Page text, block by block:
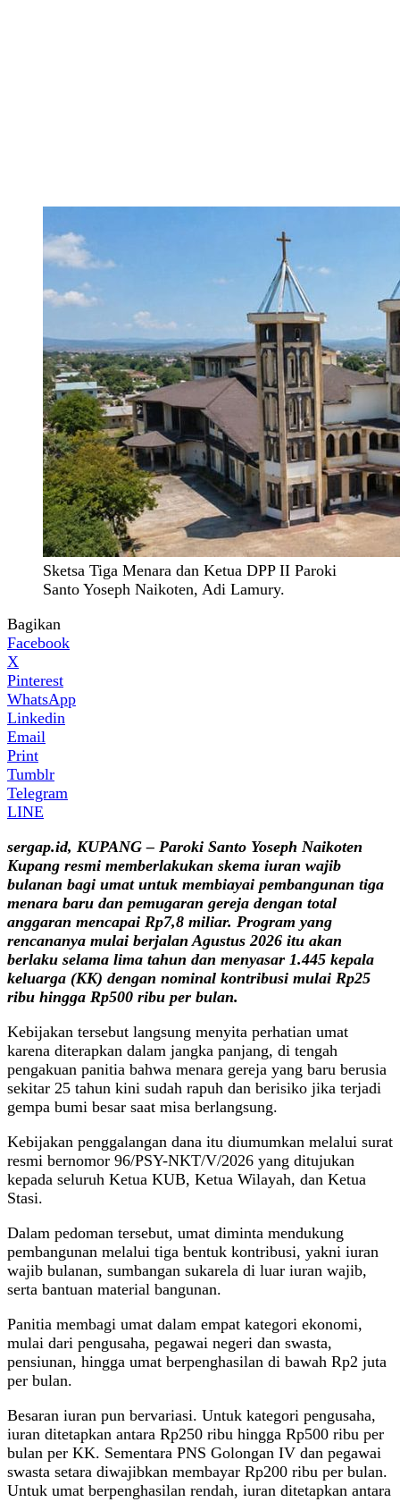
Sketsa Tiga Menara dan Ketua DPP II Paroki
Santo Yoseph Naikoten, Adi Lamury.
Bagikan
Facebook
X
Pinterest
WhatsApp
Linkedin
Email
Print
Tumblr
Telegram
LINE
sergap.id, KUPANG – Paroki Santo Yoseph Naikoten
Kupang resmi memberlakukan skema iuran wajib
bulanan bagi umat untuk membiayai pembangunan tiga
menara baru dan pemugaran gereja dengan total
anggaran mencapai Rp7,8 miliar. Program yang
rencananya mulai berjalan Agustus 2026 itu akan
berlaku selama lima tahun dan menyasar 1.445 kepala
keluarga (KK) dengan nominal kontribusi mulai Rp25
ribu hingga Rp500 ribu per bulan.
Kebijakan tersebut langsung menyita perhatian umat
karena diterapkan dalam jangka panjang, di tengah
pengakuan panitia bahwa menara gereja yang baru berusia
sekitar 25 tahun kini sudah rapuh dan berisiko jika terjadi
gempa bumi besar saat misa berlangsung.
Kebijakan penggalangan dana itu diumumkan melalui surat
resmi bernomor 96/PSY-NKT/V/2026 yang ditujukan
kepada seluruh Ketua KUB, Ketua Wilayah, dan Ketua
Stasi.
Dalam pedoman tersebut, umat diminta mendukung
pembangunan melalui tiga bentuk kontribusi, yakni iuran
wajib bulanan, sumbangan sukarela di luar iuran wajib,
serta bantuan material bangunan.
Panitia membagi umat dalam empat kategori ekonomi,
mulai dari pengusaha, pegawai negeri dan swasta,
pensiunan, hingga umat berpenghasilan di bawah Rp2 juta
per bulan.
Besaran iuran pun bervariasi. Untuk kategori pengusaha,
iuran ditetapkan antara Rp250 ribu hingga Rp500 ribu per
bulan per KK. Sementara PNS Golongan IV dan pegawai
swasta setara diwajibkan membayar Rp200 ribu per bulan.
Untuk umat berpenghasilan rendah, iuran ditetapkan antara